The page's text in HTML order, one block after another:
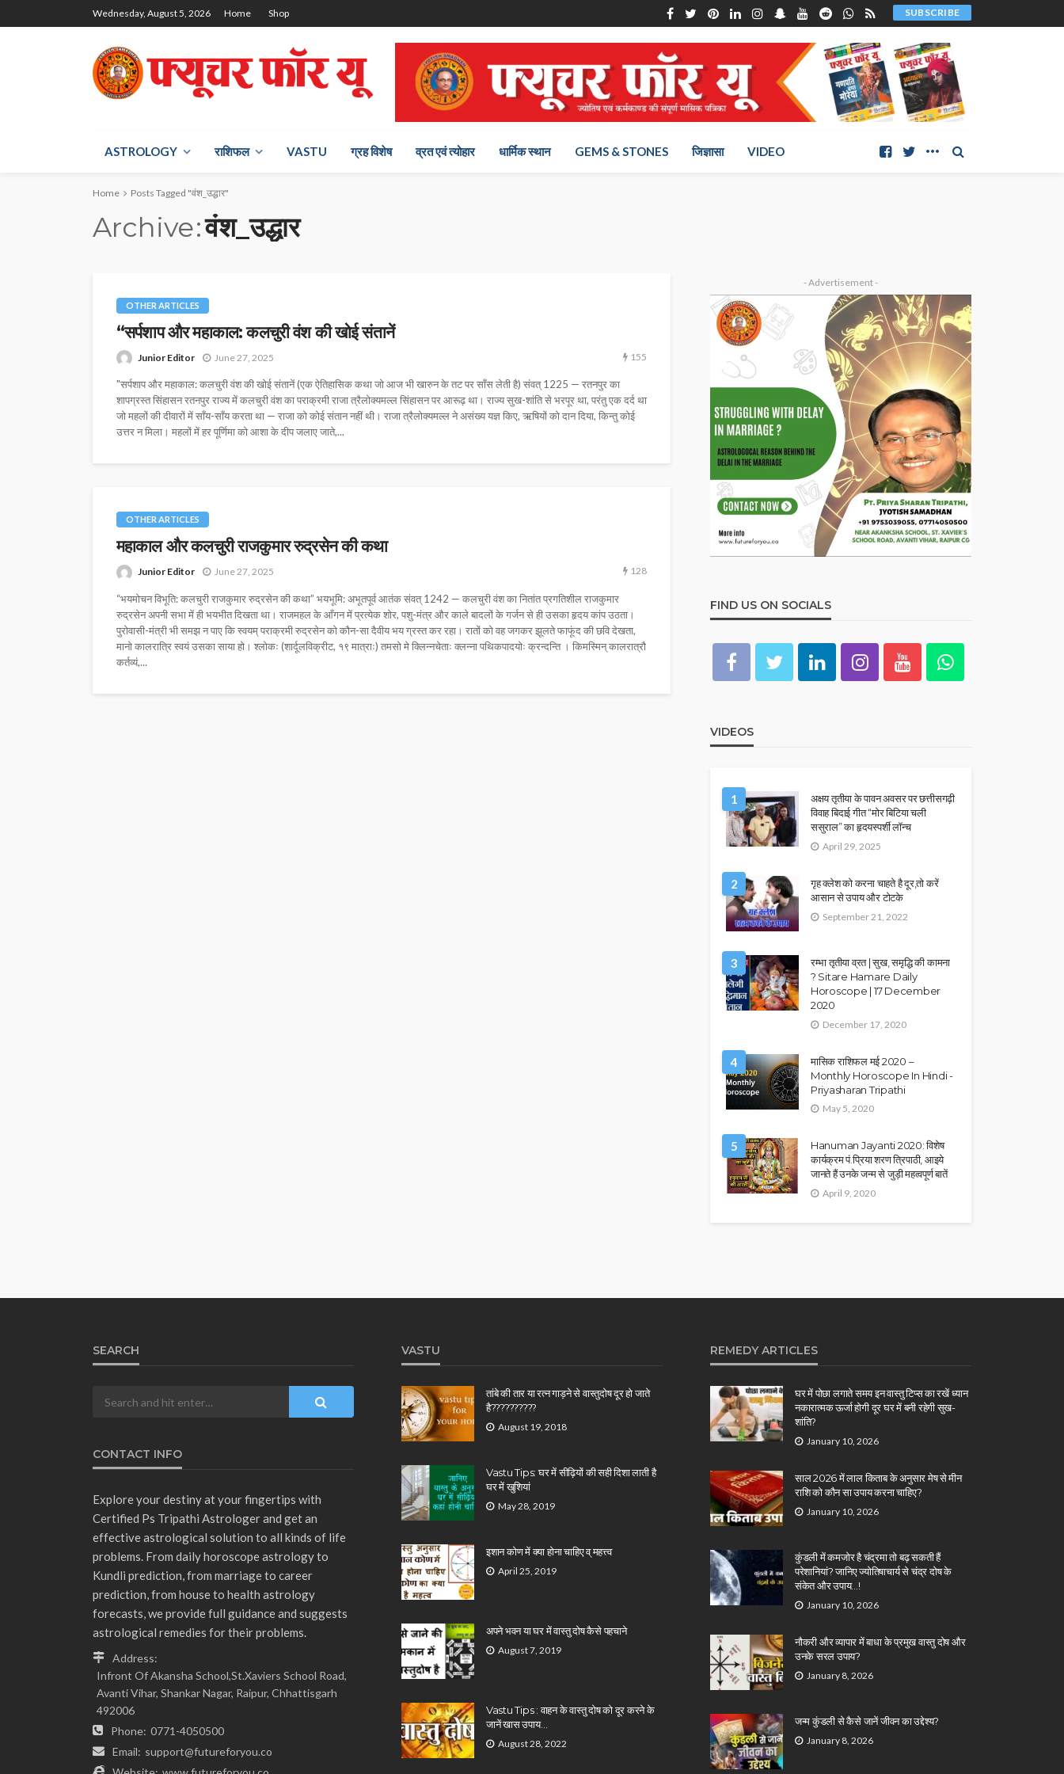
Wednesday, August 5, 2026 Home Shop SUBSCRIBE
ASTROLOGY राश‍िफल VASTU ग्रह विशेष व्रत एवं त्योहार धार्मिक स्थान GEMS & STONES जिज्ञासा VIDEO
Home Posts Tagged "वंश_उद्धार"
Archive वंश_उद्धार
OTHER ARTICLES
“सर्पशाप और महाकाल: कलचुरी वंश की खोई संतानें
Junior Editor June 27, 2025 155
"सर्पशाप और महाकाल: कलचुरी वंश की खोई संतानें (एक ऐतिहासिक कथा जो आज भी खारुन के तट पर साँस लेती है) संवत् 1225 — रतनपुर का
शापग्रस्त सिंहासन रतनपुर राज्य में कलचुरी वंश का पराक्रमी राजा त्रैलोक्यमल्ल सिंहासन पर आरूढ़ था। राज्य सुख-शांति से भरपूर था, परंतु एक दर्द था
जो महलों की दीवारों में साँय-साँय करता था — राजा को कोई संतान नहीं थी। राजा त्रैलोक्यमल्ल ने असंख्य यज्ञ किए, ऋषियों को दान दिया, किन्तु कोई
उत्तर न मिला। महलों में हर पूर्णिमा को आशा के दीप जलाए जाते,...
OTHER ARTICLES
महाकाल और कलचुरी राजकुमार रुद्रसेन की कथा
Junior Editor June 27, 2025 128
“भयमोचन विभूति: कलचुरी राजकुमार रुद्रसेन की कथा” भयभूमि: अभूतपूर्व आतंक संवत् 1242 — कलचुरी वंश का नितांत प्रगतिशील राजकुमार
रुद्रसेन अपनी सभा में ही भयभीत दिखता था। राजमहल के आँगन में प्रत्येक शोर, पशु-मंत्र और काले बादलों के गर्जन से ही उसका हृदय कांप उठता।
पुरोवासी-मंत्री भी समझ न पाए कि स्वयम् पराक्रमी रुद्रसेन को कौन-सा दैवीय भय ग्रस्त कर रहा। रातों को वह जगकर झूलते फाफूंद की छवि देखता,
मानो कालरात्रि स्वयं उसका साया हो। श्लोकः (शार्दूलविक्रीट, १९ मात्राः) तमसो मे क्लिन्नचेताः क्लन्ना पथिकपादयोः क्रन्दन्ति । किमस्मिन् कालरात्रौ
कर्तव्यं,...
- Advertisement -
FIND US ON SOCIALS
VIDEOS
1
अक्षय तृतीया के पावन अवसर पर छत्तीसगढ़ी
विवाह बिदाई गीत “मोर बिटिया चली
ससुराल” का हृदयस्पर्शी लॉन्च
April 29, 2025
2
गृह क्लेश को करना चाहते है दूर,तो करें
आसान से उपाय और टोटके
September 21, 2022
3
रम्भा तृतीया व्रत | सुख, समृद्धि की कामना
? Sitare Hamare Daily
Horoscope | 17 December
2020
December 17, 2020
4
मासिक राशिफल मई 2020 –
Monthly Horoscope In Hindi -
Priyasharan Tripathi
May 5, 2020
5
Hanuman Jayanti 2020: विशेष
कार्यक्रम पं.प्रिया शरण त्रिपाठी, आइये
जानते हैं उनके जन्म से जुड़ी महत्वपूर्ण बातें
April 9, 2020
SEARCH
CONTACT INFO
Explore your destiny at your fingertips with
Certified Ps Tripathi Astrologer and get an
effective astrological solution to all kinds of life
problems. From daily horoscope astrology to
Kundli prediction, from marriage to career
prediction, from house to health astrology
forecasts, we provide full guidance and suggests
astrological remedies for their problems.
Address:
Infront Of Akansha School,St.Xaviers School Road,
Avanti Vihar, Shankar Nagar, Raipur, Chhattisgarh
492006
Phone: 0771-4050500
Email: support@futureforyou.co
VASTU
तांबे की तार या रत्न गाड़ने से वास्तुदोष दूर हो जाते
है??????????
August 19, 2018
Vastu Tips: घर में सीढ़ियों की सही दिशा लाती है
घर में खुशियां
May 28, 2019
इशान कोण में क्या होना चाहिए व् महत्त्व
April 25, 2019
अपने भवन या घर में वास्तु दोष कैसे पहचाने
August 7, 2019
Vastu Tips : वाहन के वास्तु दोष को दूर करने के
जानें खास उपाय…
August 28, 2022
REMEDY ARTICLES
घर में पोछा लगाते समय इन वास्तु टिप्स का रखें ध्यान
नकारात्मक ऊर्जा होगी दूर घर में बनी रहेगी सुख-
शांति?
January 10, 2026
साल 2026 में लाल किताब के अनुसार मेष से मीन
राशि को कौन सा उपाय करना चाहिए?
January 10, 2026
कुंडली में कमजोर है चंद्रमा तो बढ़ सकती हैं
परेशानियां? जानिए ज्योतिषाचार्य से चंद्र दोष के
संकेत और उपाय…!
January 10, 2026
नौकरी और व्यापार में बाधा के प्रमुख वास्तु दोष और
उनके सरल उपाय?
January 8, 2026
जन्म कुंडली से कैसे जानें जीवन का उद्देश्य?
January 8, 2026